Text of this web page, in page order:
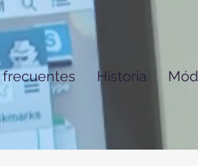
frecuentes Historia